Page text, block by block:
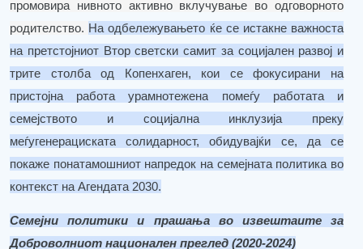
промовира нивното активно вклучување во одговорното
родителство. На одбележувањето ќе се истакне важноста
на претстојниот Втор светски самит за социјален развој и
трите столба од Копенхаген, кои сефокусирани на
пристојна работаурамнотежена помеѓу работата и
семејството и социјална инклузија преку
меѓугенерациската солидарност, обидувајќи се, да се
покаже понатамошниот напредок на семејната политика во
контекст на Агендата 2030.
Семејни политики и прашања во извештаите за
Доброволниот национален преглед (2020-2024)